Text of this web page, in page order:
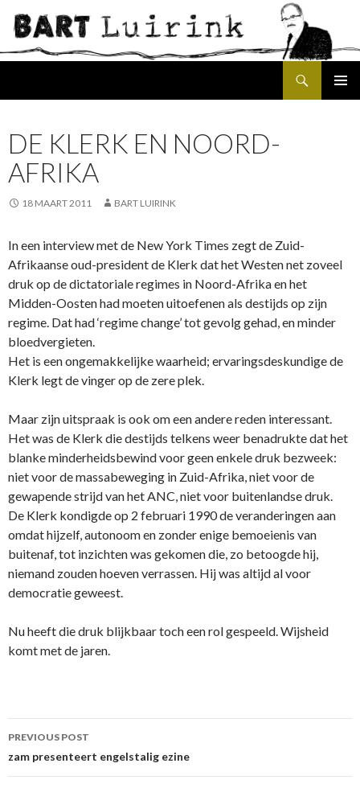
DE KLERK EN NOORD-
AFRIKA
18 MAART 2011 BART LUIRINK
In een interview met de New York Times zegt de Zuid-
Afrikaanse oud-president de Klerk dat het Westen net zoveel
druk op de dictatoriale regimes in Noord-Afrika en het
Midden-Oosten had moeten uitoefenen als destijds op zijn
regime. Dat had ‘regime change’ tot gevolg gehad, en minder
bloedvergieten.
Het is een ongemakkelijke waarheid; ervaringsdeskundige de
Klerk legt de vinger op de zere plek.
Maar zijn uitspraak is ook om een andere reden interessant.
Het was de Klerk die destijds telkens weer benadrukte dat het
blanke minderheidsbewind voor geen enkele druk bezweek:
niet voor de massabeweging in Zuid-Afrika, niet voor de
gewapende strijd van het ANC, niet voor buitenlandse druk.
De Klerk kondigde op 2 februari 1990 de veranderingen aan
omdat hijzelf, autonoom en zonder enige bemoeienis van
buitenaf, tot inzichten was gekomen die, zo betoogde hij,
niemand zouden hoeven verrassen. Hij was altijd al voor
democratie geweest.
Nu heeft die druk blijkbaar toch een rol gespeeld. Wijsheid
komt met de jaren.
Post
navigation
PREVIOUS POST
zam presenteert engelstalig ezine